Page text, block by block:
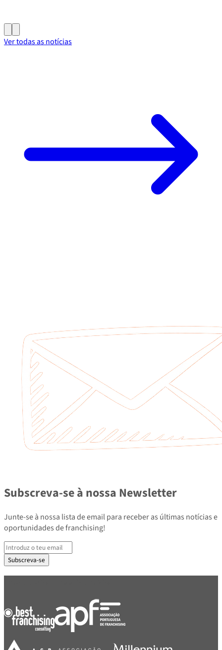
Ver todas as notícias
Subscreva-se à nossa Newsletter
Junte-se à nossa lista de email para receber as últimas notícias e
oportunidades de franchising!
Subscreva-se